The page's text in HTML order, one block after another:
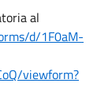
al
d/1F0aM-
viewform?